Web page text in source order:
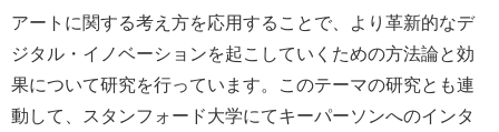
アートに関する考え方を応用することで、より革新的なデ
ジタル・イノベーションを起こしていくための方法論と効
果について研究を行っています。このテーマの研究とも連
動して、スタンフォード大学にてキーパーソンへのインタ